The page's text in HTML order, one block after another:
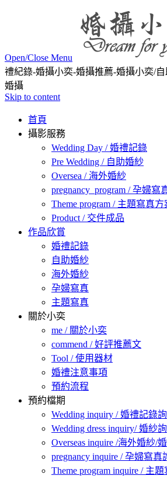
Open/Close Menu
禮紀錄-婚攝小奕-婚攝推薦-婚攝小奕/
婚攝
Skip to content
首頁
攝影服務
Wedding Day / 婚禮記錄
Pre Wedding / 自助婚紗
Oversea / 海外婚紗
pregnancy_program / 孕婦寫
Theme program / 主題寫真方
Product / 交件成品
作品欣賞
婚禮記錄
自助婚紗
海外婚紗
孕婦寫真
主題寫真
關於小奕
me / 關於小奕
commend / 好評推薦文
Tool / 使用器材
婚禮注意事項
預約流程
預約檔期
Wedding inquiry / 婚禮記錄
Wedding dress inquiry/ 婚紗
Overseas inquire /海外婚紗/
pregnancy inquire / 孕婦寫真
Theme program inquire / 主